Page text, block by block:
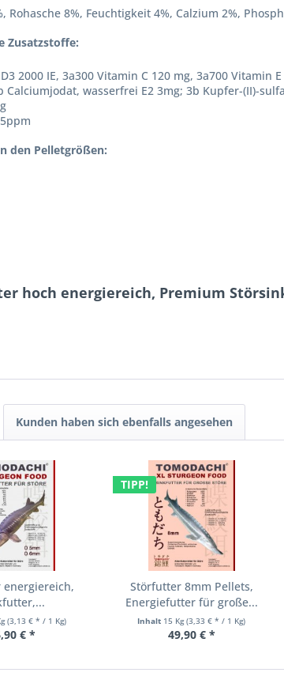
Rohasche 8%, Feuchtigkeit 4%, Calzium 2%,
Zusatzstoffe:
2000 IE, 3a300 Vitamin C 120 mg, 3a700 Vitamin
Calciumjodat, wasserfrei E2 3mg; 3b Kupfer-(II)-
den Pelletgrößen:
hoch energiereich, Premium
Kunden haben sich ebenfalls angesehen
(3,13 € * / 1 Kg)
€ *
TIPP!
Störfutter 8mm Pellets,
Energiefutter für große...
Inhalt 15 Kg(3,33 € * / 1 Kg)
49,90 € *